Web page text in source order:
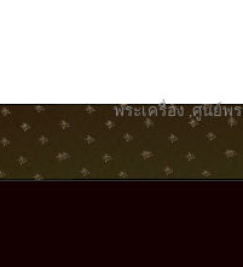
พระเครื่อง ,ศูนย์พร